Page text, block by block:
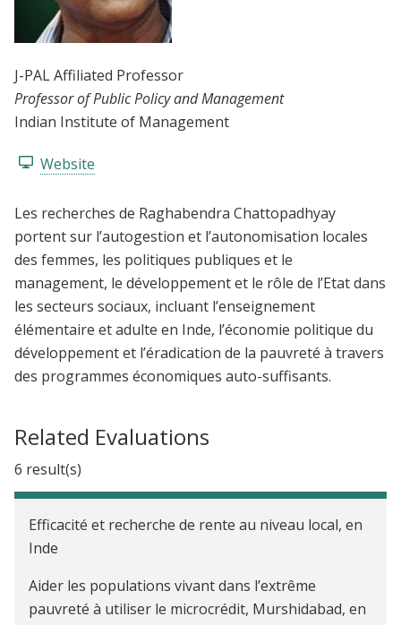
J-PAL Affiliated Professor
Professor of Public Policy and Management
Indian Institute of Management
Website
Les recherches de Raghabendra Chattopadhyay
portent sur l’autogestion et l’autonomisation locales
des femmes, les politiques publiques et le
management, le développement et le rôle de l’Etat dans
les secteurs sociaux, incluant l’enseignement
élémentaire et adulte en Inde, l’économie politique du
développement et l’éradication de la pauvreté à travers
des programmes économiques auto-suffisants.
Related Evaluations
6 result(s)
Efficacité et recherche de rente au niveau local, en
Inde
Aider les populations vivant dans l’extrême
pauvreté à utiliser le microcrédit, Murshidabad, en